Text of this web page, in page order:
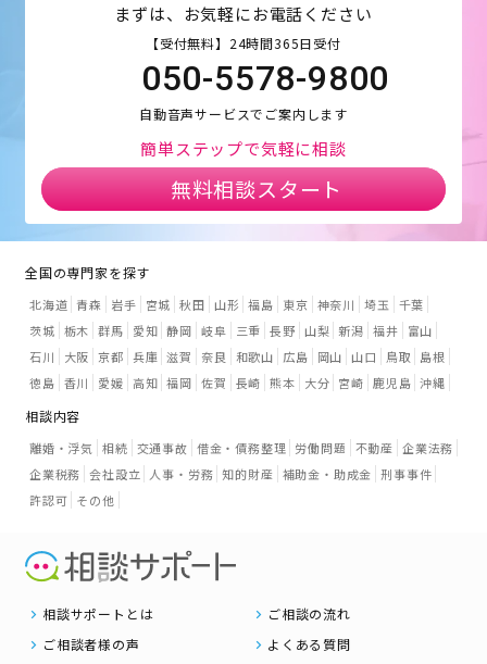
まずは、お気軽にお電話ください
【受付無料】24時間365日受付
050-5578-9800
自動音声サービスでご案内します
簡単ステップで気軽に相談
無料相談スタート
全国の専門家を探す
北海道 青森 岩手 宮城 秋田 山形 福島 東京 神奈川 埼玉
千葉
茨城 栃木 群馬 愛知 静岡 岐阜 三重 長野 山梨 新潟 福井
富山
石川
大阪 京都 兵庫 滋賀 奈良 和歌山 広島 岡山 山口 鳥取
島根
徳島 香川 愛媛 高知 福岡 佐賀 長崎 熊本 大分 宮崎 鹿児島 沖縄
相談内容
離婚・浮気 相続 交通事故 借金・債務整理 労働問題 不動産 企業法務
企業税務 会社設立 人事・労務 知的財産 補助金・助成金 刑事事件
許認可 その他
相談サポートとは
ご相談の流れ
ご相談者様の声
よくある質問